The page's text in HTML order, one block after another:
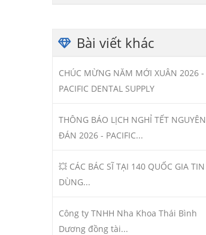
Bài viết khác
CHÚC MỪNG NĂM MỚI XUÂN 2026 -
PACIFIC DENTAL SUPPLY
THÔNG BÁO LỊCH NGHỈ TẾT NGUYÊN
ĐÁN 2026 - PACIFIC...
💥 CÁC BÁC SĨ TẠI 140 QUỐC GIA TIN
DÙNG...
Công ty TNHH Nha Khoa Thái Bình
Dương đồng tài...